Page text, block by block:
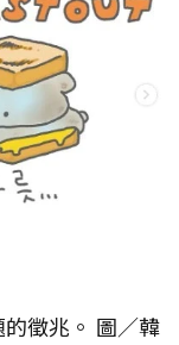
徵兆。 圖／韓